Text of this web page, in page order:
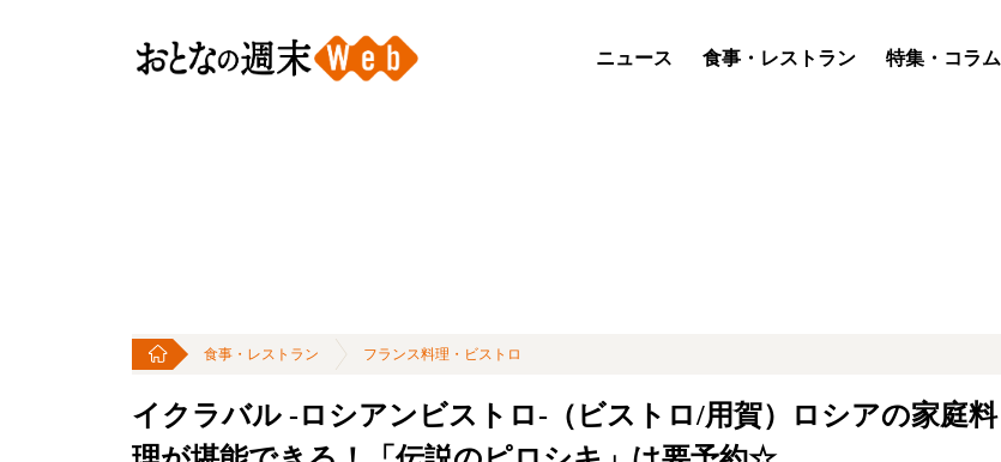
ニュース 食事・レストラン 特集・コラム
食事・レストラン フランス料理・ビストロ
イクラバル -ロシアンビストロ-（ビストロ/用賀）ロシアの家庭料